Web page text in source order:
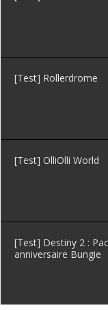
[Test] Rollerdrome
[Test] OlliOlli World
[Test] Destiny 2 :
anniversaire Bungie